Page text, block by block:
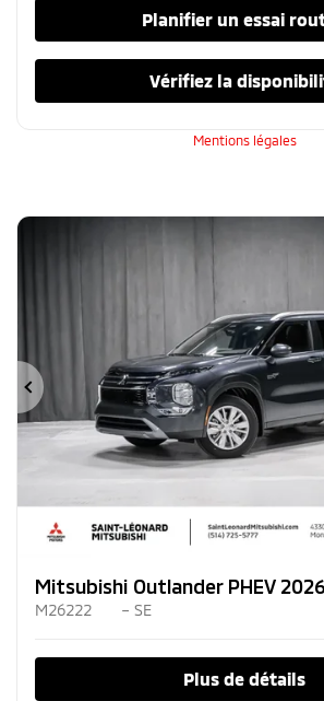
Planifier un essai
Vérifiez la
Mentions légales
Précédent
Mitsubishi Outlander PHEV 2026
M26222 – SE
Plus de détails